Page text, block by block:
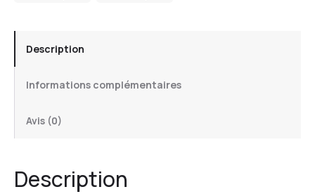
Description
Informations complémentaires
Avis (0)
Description